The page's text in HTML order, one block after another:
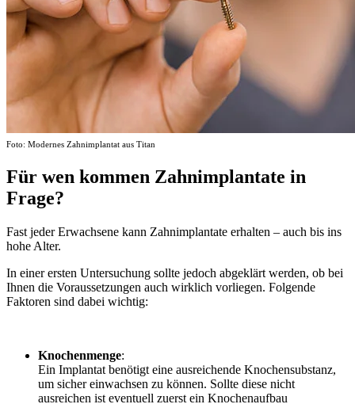
Foto: Modernes Zahnimplantat aus Titan
Für wen kommen Zahnimplantate in
Frage?
Fast jeder Erwachsene kann Zahnimplantate erhalten – auch bis ins
hohe Alter.
In einer ersten Untersuchung sollte jedoch abgeklärt werden, ob bei
Ihnen die Voraussetzungen auch wirklich vorliegen. Folgende
Faktoren sind dabei wichtig:
Knochenmenge:
Ein Implantat benötigt eine ausreichende Knochensubstanz,
um sicher einwachsen zu können. Sollte diese nicht
ausreichen ist eventuell zuerst ein Knochenaufbau